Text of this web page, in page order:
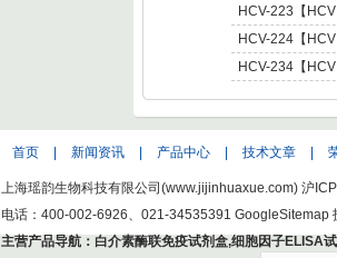
Hepatitis C
肝炎病毒NS5,
C Virus NS5
HCV-223【
肝炎病毒NS5,
C Virus NS5
HCV-224【
肝炎病毒NS5,
HCV-234【
Hepatitis C Virus
首页 新闻资讯 产品中心 技术文章
上海瑶韵生物科技有限公司(www.jijinhuaxue.com) 沪
电话：400-002-6926、021-34535391 GoogleSitemap
主营产品导航： 白介素酶联免疫试剂盒,细胞因子ELISA